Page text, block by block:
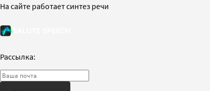
На сайте работает синтез речи
Рассылка: